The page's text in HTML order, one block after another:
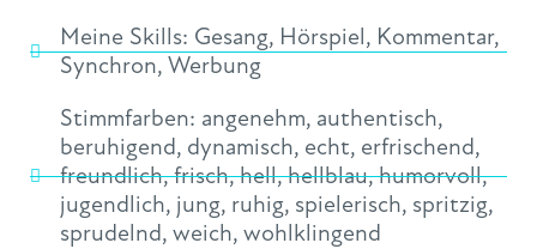
Meine Skills: Gesang, Hörspiel, Kommentar,
Synchron, Werbung
Stimmfarben: angenehm, authentisch,
beruhigend, dynamisch, echt, erfrischend,
freundlich,frisch,hell,hellblau,humorvoll,
jugendlich, jung, ruhig, spielerisch, spritzig,
sprudelnd, weich, wohlklingend